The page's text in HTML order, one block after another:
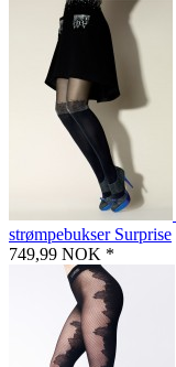
strømpebukser Surprise
749,99 NOK *